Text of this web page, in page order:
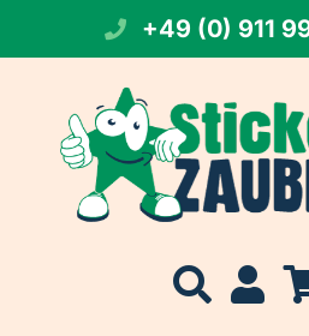
springen
+49 (0) 911